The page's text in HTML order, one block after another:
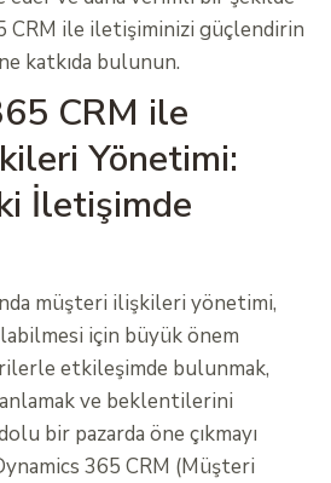
CRM ile iletişiminizi güçlendirin
katkıda bulunun.
CRM ile
Yönetimi:
İletişimde
müşteri ilişkileri yönetimi,
için büyük önem
etkileşimde bulunmak,
ve beklentilerini
bir pazarda öne çıkmayı
365 CRM (Müşteri